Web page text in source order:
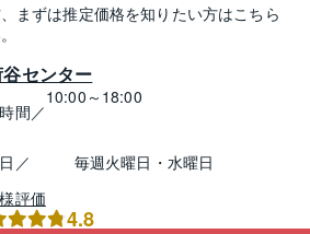
まずは推定価格を知りたい方はこちら
センター
間／
10:00～18:00
／
毎週火曜日・水曜日
評価
4.8